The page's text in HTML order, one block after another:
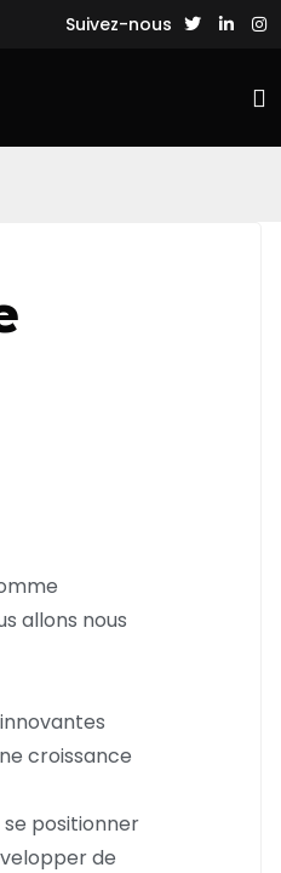
Des hackers chinois
Suivez-nous
allons nous
croissance
positionner
de